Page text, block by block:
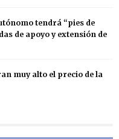
tendrá “pies de
de apoyo y extensión de
muy alto el precio de la